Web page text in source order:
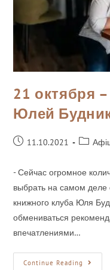
21 октября
Юлей
11.10.2021
- Сейчас огромное
выбрать на самом деле
книжного клуба Юля
обмениваться
впечатлениями…
Continue Reading